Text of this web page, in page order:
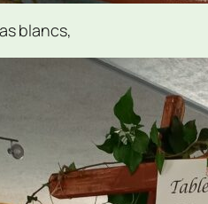
blancs,